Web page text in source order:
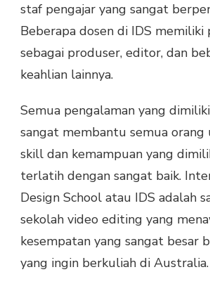
staf pengajar yang sangat
Beberapa dosen di IDS memiliki
sebagai produser, editor, dan
keahlian lainnya.
Semua pengalaman yang
sangat membantu semua
skill dan kemampuan yang
terlatih dengan sangat baik.
Design School atau IDS adalah
sekolah video editing yang
kesempatan yang sangat besar
yang ingin berkuliah di Australia.